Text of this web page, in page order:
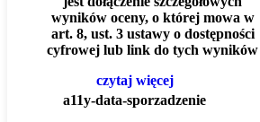
wyników oceny, o której mowa w
art. 8, ust. 3 ustawy o dostępności
cyfrowej lub link do tych wyników
czytaj więcej
a11y-data-sporzadzenie